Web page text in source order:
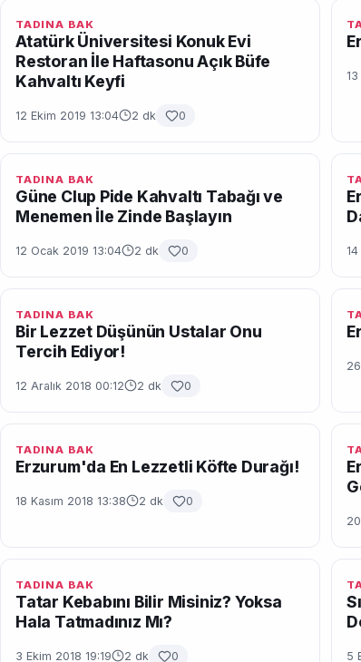
TADINA BAK
Atatürk Üniversitesi Konuk Evi
Restoran İle Haftasonu Açık Büfe
Kahvaltı Keyfi
12 Ekim 2019 13:04 2 dk 0
TADINA BAK
Güne Clup Pide Kahvaltı Tabağı ve
Menemen İle Zinde Başlayın
12 Ocak 2019 13:04 2 dk 0
TADINA BAK
Bir Lezzet Düşünün Ustalar Onu
Tercih Ediyor!
12 Aralık 2018 00:12 2 dk 0
TADINA BAK
Erzurum'da En Lezzetli Köfte Durağı!
18 Kasım 2018 13:38 2 dk 0
TADINA BAK
Tatar Kebabını Bilir Misiniz? Yoksa
Hala Tatmadınız Mı?
3 Ekim 2018 19:19 2 dk 0 5